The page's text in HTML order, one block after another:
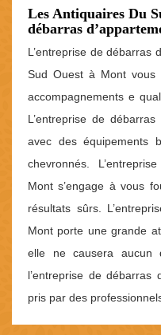
Les Antiquaires Du
débarras
L’entreprise de débarras
Sud Ouest à Mont vous
accompagnements e
L’entreprise de
avec des équipements
chevronnés.
Mont s’engage à vous
résultats sûrs.
Mont porte une grande
elle ne causera aucun
l’entreprise de débarras
pris par des